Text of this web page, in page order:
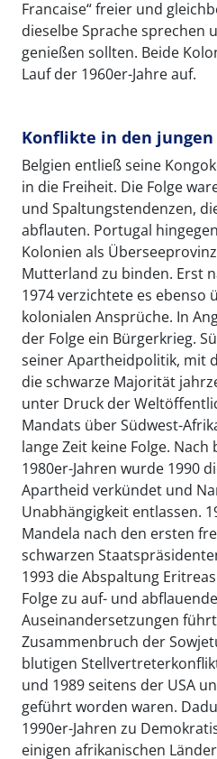
Francaise“ freier und
dieselbe Sprache sprechen
genießen sollten. Beide
Lauf der 1960er-Jahre auf.
Konflikte in den jungen
Belgien entließ seine
in die Freiheit. Die Folge
und Spaltungstendenzen,
abflauten. Portugal
Kolonien als
Mutterland zu binden. Erst
1974 verzichtete es ebenso
kolonialen Ansprüche. In
der Folge ein Bürgerkrieg.
seiner Apartheidpolitik, mit
die schwarze Majorität
unter Druck der
Mandats über Südwest-
lange Zeit keine Folge.
1980er-Jahren wurde 1990
Apartheid verkündet und
Unabhängigkeit entlassen.
Mandela nach den ersten
schwarzen
1993 die Abspaltung
Folge zu auf- und
Auseinandersetzungen
Zusammenbruch der
blutigen
und 1989 seitens der USA
geführt worden waren.
1990er-Jahren zu
einigen afrikanischen